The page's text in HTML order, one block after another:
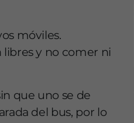
móviles.
libres y no comer ni
que uno se de
del bus, por lo